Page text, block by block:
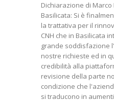
Dichiarazione di Marco
Basilicata: Si è
la trattativa per il
CNH che in Basilicata
grande soddisfazione
nostre richieste ed in
credibilità alla
revisione della parte
condizione che
si traducono in aumenti